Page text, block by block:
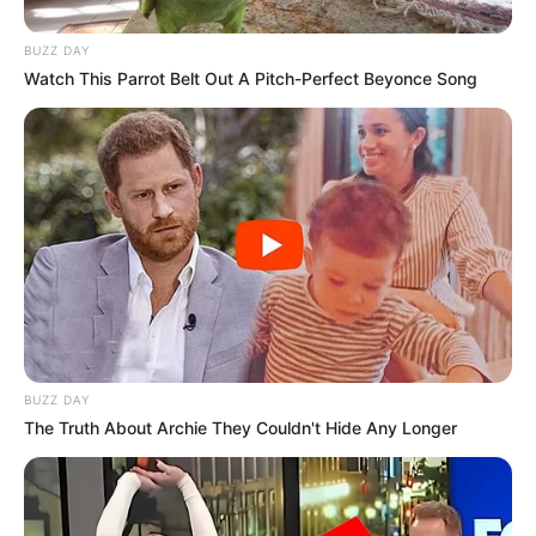
(Ariel Noah)
Insert Awards (2012) – Sexiest Male Celebrity (Ariel Noah)
Johnny Andrean Awards (2010) – The Best Hair Do for Male
Singer (Ariel Peterpan)
Anugerah Musik Indonesia (2005) – Pencipta Lagu Pop
Terbaik (Ada Apa Denganmu )
Nominasi
Anugerah Musik Indonesia (2020) – Karya Produksi
Kolaborasi Terbaik (Menghapus JejakmuFt. Bunga Citrla
Lestari)
Anugerah Musik Indonesia (2016) – Karya Produksi
Kolaborasi Terbaik (Kutunggu Kau PutusFt. Sheryl Sheinafia)
SCTV Music Awards (2016) – Kolaborasi Paling
BUZZ DAY
Watch This Parrot Belt Out A Pitch-Perfect Beyonce Song
BUZZ DAY
The Truth About Archie They Couldn't Hide Any Longer